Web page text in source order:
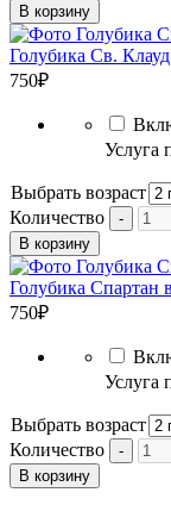
В корзину
Голубика Св.
750₽
Услуга
Выбрать возраст
Количество
В корзину
Голубика Спартан
750₽
Услуга
Выбрать возраст
Количество
В корзину